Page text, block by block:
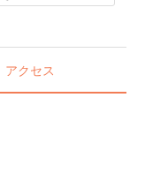
アクセス